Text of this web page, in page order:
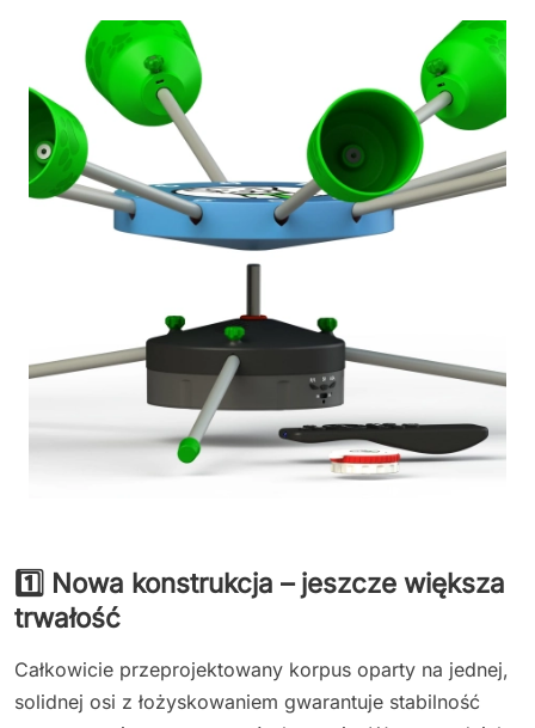
1️⃣ Nowa konstrukcja – jeszcze większa
trwałość
Całkowicie przeprojektowany korpus oparty na jednej,
solidnej osi z łożyskowaniem gwarantuje stabilność